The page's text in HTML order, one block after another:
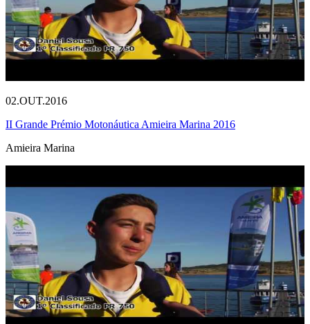
02.OUT.2016
II Grande Prémio Motonáutica Amieira Marina 2016
Amieira Marina